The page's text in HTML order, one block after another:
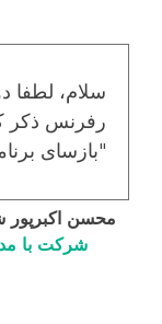
سلام، لطفا
رفرنس ذکر
"بازسای
محسن اکبرپور
شرکت با